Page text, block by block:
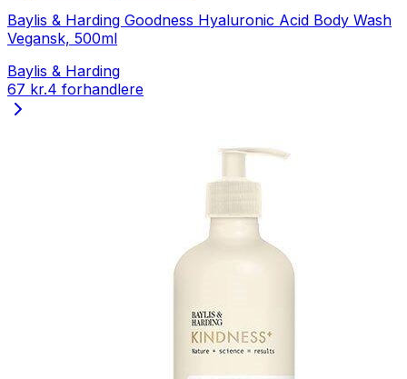
Baylis & Harding Goodness Hyaluronic Acid Body Wash
Vegansk, 500ml
Baylis & Harding
67 kr.4 forhandlere